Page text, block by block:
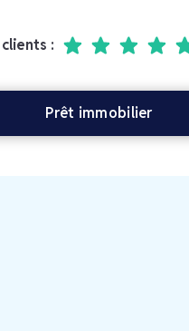
:
Prêt immobilier